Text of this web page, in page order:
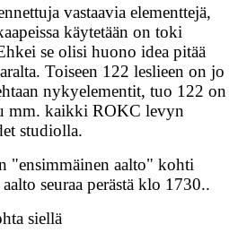
vastaavia elementtejä,
käytetään on toki
se olisi huono idea pitää
Toiseen 122 leslieen on jo
nykyelementit, tuo 122 on
mm. kaikki ROKC levyn
studiolla.
"ensimmäinen aalto" kohti
seuraa perästä klo 1730..
siellä